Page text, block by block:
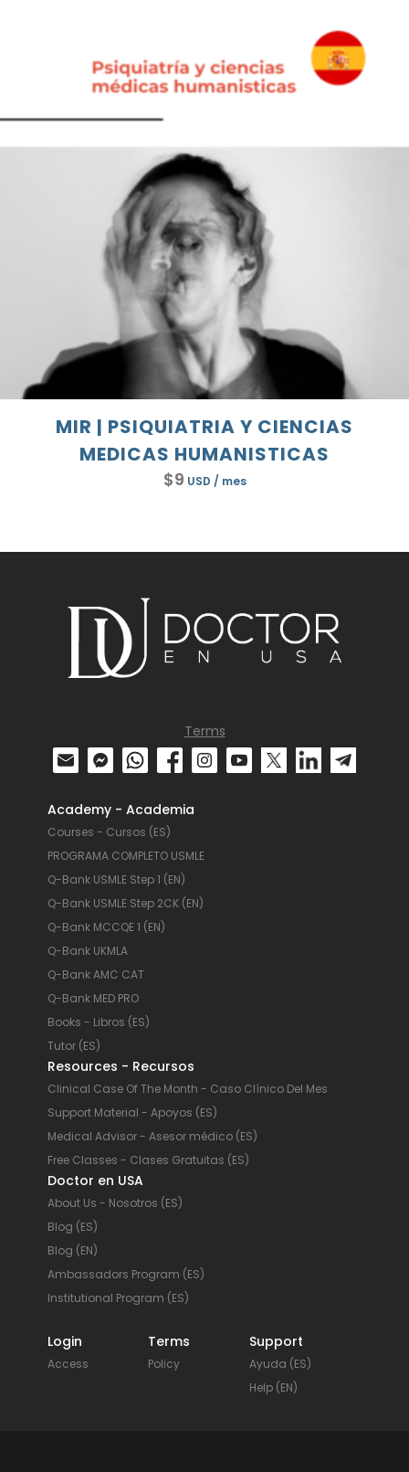
MIR | PSIQUIATRIA Y CIENCIAS
MEDICAS HUMANISTICAS
$9 USD / mes
Terms
Academy - Academia
Courses - Cursos (ES)
PROGRAMA COMPLETO USMLE
Q-Bank USMLE Step 1 (EN)
Q-Bank USMLE Step 2CK (EN)
Q-Bank MCCQE 1 (EN)
Q-Bank UKMLA
Q-Bank AMC CAT
Q-Bank MED PRO
Books - Libros (ES)
Tutor (ES)
Resources - Recursos
Clinical Case Of The Month - Caso Clínico Del Mes
Support Material - Apoyos (ES)
Medical Advisor - Asesor médico (ES)
Free Classes - Clases Gratuitas (ES)
Doctor en USA
About Us - Nosotros (ES)
Blog (ES)
Blog (EN)
Ambassadors Program (ES)
Institutional Program (ES)
Login
Access
Terms
Policy
Support
Ayuda (ES)
Help (EN)